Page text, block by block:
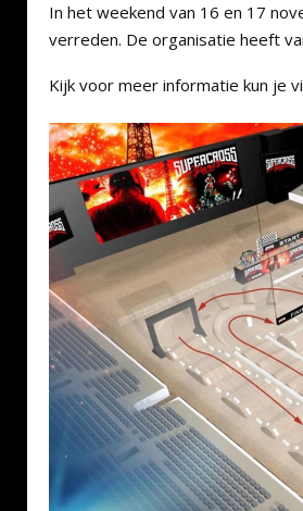
In het weekend van 16 en 17
verreden. De organisatie heeft
Kijk voor meer informatie kun je